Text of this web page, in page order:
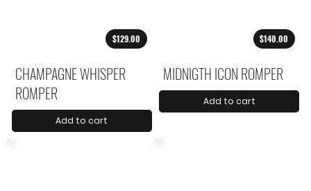
$129.00
CHAMPAGNE WHISPER
ROMPER
Add to cart
$140.00
MIDNIGTH ICON ROMPER
Add to cart